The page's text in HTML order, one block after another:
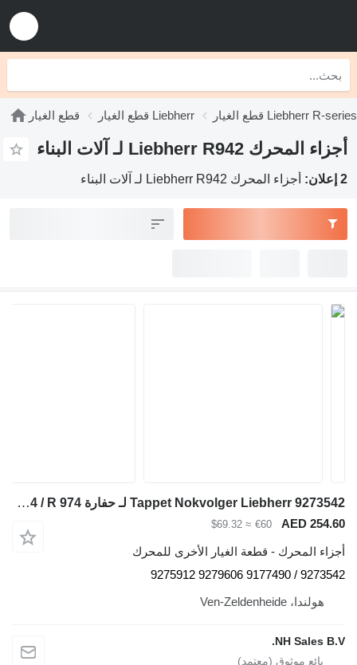
قطع الغيار قطع الغيار Liebherr قطع الغيار Liebherr R-series
أجزاء المحرك Liebherr R942 لـ آلات البناء
2 إعلان: أجزاء المحرك Liebherr R942 لـ آلات البناء
Tappet Nokvolger Liebherr 9273542 لـ حفارة Liebherr A312 / A902 / A904 / A912 / A914 / A922 / A924 / A932 / A944 / A954 / R902 / L534-434 / L538-432 / L541-289 / L544-442 / L544-443 / L544-444 / L554-452 / L564 / L574 / L580 / A942 / A974 / P904 / P912 / P932 / P934 / P942 / P944 / P954 / P964 / P974 / R321 / R902 / R904 / R912 / R914 / R922 / R924 / R932 / R934 / R942 / R944 / R954 / R964 / R974 - A 312 / A 902 / A 904 / A 912 / A 914 / A 922 / A 924 / A 932 / A 944 / A 954 / R 902 / L 534 - 434 / L 538 - 432 / L 541 - 289 / L 544 - 442 / L 544 - 443 / L 544 - 444 / L 554 - 452 / L 564 / L 574 / L580 / A 942 / A 974 / P 904 / P 912 / P 932 / P 934 / P 942 / P 944 / P 954 / P 964 / P 974 / R 321 / R 902 / R 904 / R 912 / R 914 / R 922 / R 924 / R 932 / R 934 / R 942 / R 944 / R 954 / R 964 / R 974
AED 254.60
€60
≈ $69.32
أجزاء المحرك - قطعة الغيار الأخرى للمحرك
9273542 / 9177490 9279606 9275912
هولندا، Ven-Zeldenheide
NH Sales B.V.